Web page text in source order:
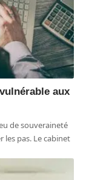
aux
de souveraineté
les pas. Le cabinet